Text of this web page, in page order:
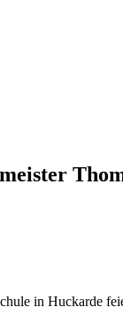
in Huckarde